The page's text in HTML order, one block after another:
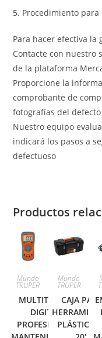
5. Procedimiento
Para hacer efectiva la
Contacte con nuestro
de la plataforma
Proporcione la
comprobante de
fotografías del
Nuestro equipo
indicará los pasos a
defectuoso
Productos
Mundo
TRUPER
MULTITESTER
DIGITAL
PROFESIONAL,
Mundo
TRUPER
CAJA
PLÁSTICA DE